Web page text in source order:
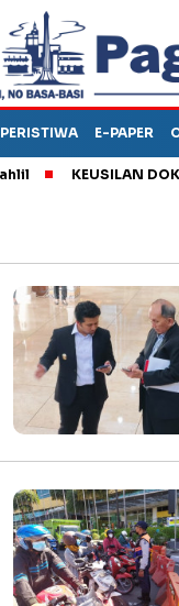
PERISTIWA E-PAPER
KEUSILAN DOKTER